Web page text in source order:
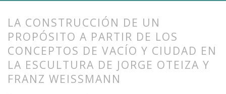
LA CONSTRUCCIÓN DE UN
PROPÓSITO A PARTIR DE LOS
CONCEPTOS DE VACÍO Y CIUDAD EN
LA ESCULTURA DE JORGE OTEIZA Y
FRANZ WEISSMANN